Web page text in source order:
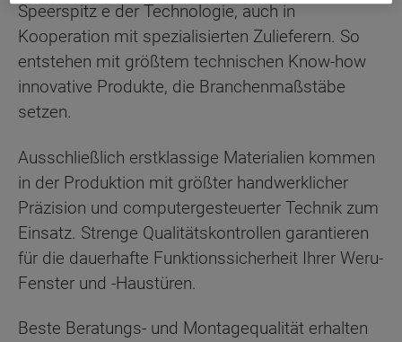
Speerspitz e der Technologie, auch in
Kooperation mit spezialisierten Zulieferern. So
entstehen mit größtem technischen Know-how
innovative Produkte, die Branchenmaßstäbe
setzen.
Ausschließlich erstklassige Materialien kommen
in der Produktion mit größter handwerklicher
Präzision und computergesteuerter Technik zum
Einsatz. Strenge Qualitätskontrollen garantieren
für die dauerhafte Funktionssicherheit Ihrer Weru-
Fenster und -Haustüren.
Beste Beratungs- und Montagequalität erhalten